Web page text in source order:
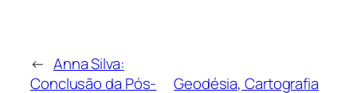
← Anna Silva:
Conclusão da Pós-
Geodésia, Cartografia